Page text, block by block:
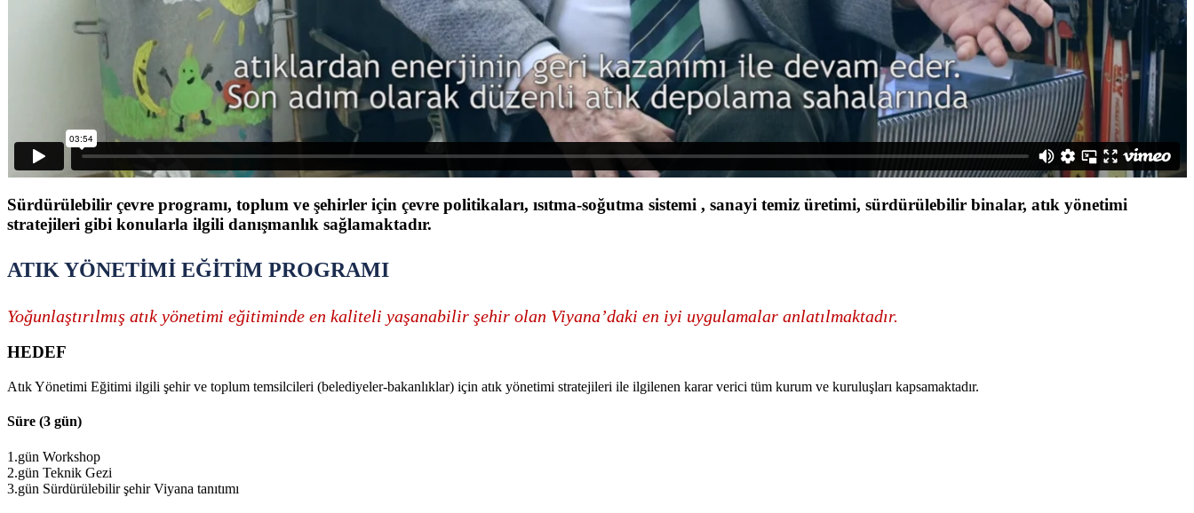
Sürdürülebilir çevre programı, toplum ve şehirler için çevre politikaları, ısıtma-soğutma sistemi , sanayi temiz üretimi, sürdürülebilir binalar, atık yönetimi
stratejileri gibi konularla ilgili danışmanlık sağlamaktadır.
ATIK YÖNETİMİ EĞİTİM PROGRAMI
Yoğunlaştırılmış atık yönetimi eğitiminde en kaliteli yaşanabilir şehir olan Viyana’daki en iyi uygulamalar anlatılmaktadır.
HEDEF
Atık Yönetimi Eğitimi ilgili şehir ve toplum temsilcileri (belediyeler-bakanlıklar) için atık yönetimi stratejileri ile ilgilenen karar verici tüm kurum ve kuruluşları kapsamaktadır.
Süre (3 gün)
1.gün Workshop
2.gün Teknik Gezi
3.gün Sürdürülebilir şehir Viyana tanıtımı